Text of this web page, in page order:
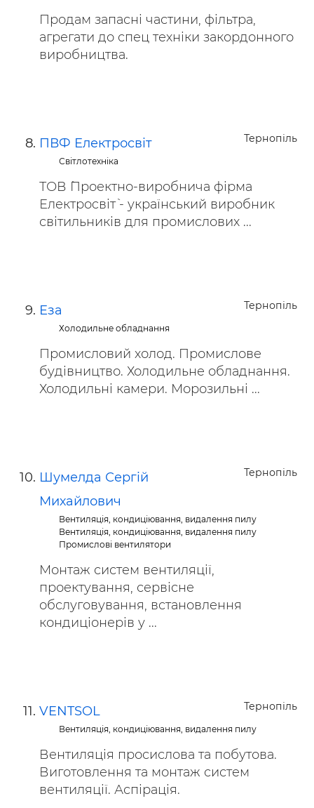
Продам запасні частини, фільтра,
агрегати до спец техніки закордонного
виробництва.
Тернопіль
ПВФ Електроcвіт
Світлотехніка
ТОВ `Проектно-виробнича фірма
Електроcвіт` - український виробник
світильників для промислових ...
Тернопіль
Еза
Холодильне обладнання
Промисловий холод. Промислове
будівництво. Холодильне обладнання.
Холодильні камери. Морозильні ...
Тернопіль
Шумелда Сергій
Михайлович
Вентиляція, кондиціювання, видалення пилу
Вентиляція, кондиціювання, видалення пилу
Промислові вентилятори
Монтаж систем вентиляції,
проектування, сервісне
обслуговування, встановлення
кондиціонерів у ...
Тернопіль
VENTSOL
Вентиляція, кондиціювання, видалення пилу
Вентиляція просислова та побутова.
Виготовлення та монтаж систем
вентиляції. Аспірація.